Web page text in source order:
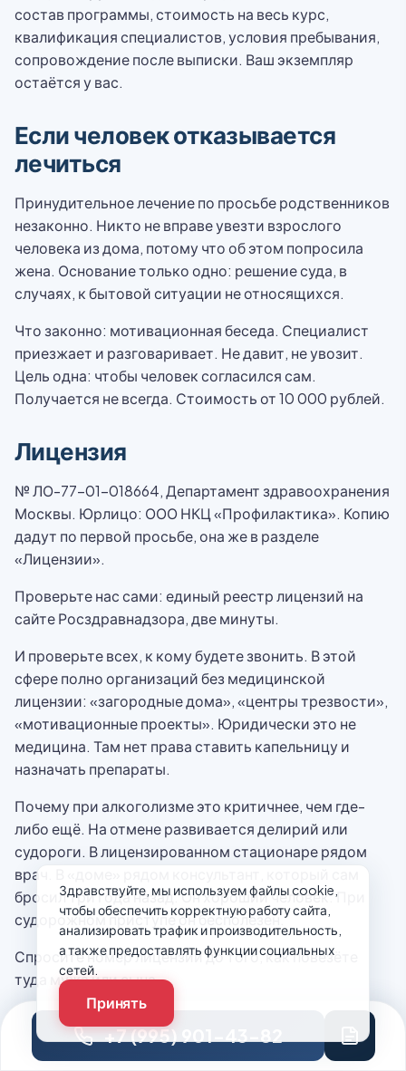
состав программы, стоимость на весь курс,
квалификация специалистов, условия пребывания,
сопровождение после выписки. Ваш экземпляр
остаётся у вас.
Если человек отказывается
лечиться
Принудительное лечение по просьбе родственников
незаконно. Никто не вправе увезти взрослого
человека из дома, потому что об этом попросила
жена. Основание только одно: решение суда, в
случаях, к бытовой ситуации не относящихся.
Что законно: мотивационная беседа. Специалист
приезжает и разговаривает. Не давит, не увозит.
Цель одна: чтобы человек согласился сам.
Получается не всегда. Стоимость от 10 000 рублей.
Лицензия
№ ЛО-77-01-018664, Департамент здравоохранения
Москвы. Юрлицо: ООО НКЦ «Профилактика». Копию
дадут по первой просьбе, она же в разделе
«Лицензии».
Проверьте нас сами: единый реестр лицензий на
сайте Росздравнадзора, две минуты.
И проверьте всех, к кому будете звонить. В этой
сфере полно организаций без медицинской
лицензии: «загородные дома», «центры трезвости»,
«мотивационные проекты». Юридически это не
медицина. Там нет права ставить капельницу и
назначать препараты.
Почему при алкоголизме это критичнее, чем где-
либо ещё. На отмене развивается делирий или
судороги. В лицензированном стационаре рядом
врач. В «доме» рядом консультант, который сам
бросил три года назад. Он хороший человек. При
судорожном приступе он бесполезен.
Спросите номер лицензии до того, как повезёте
туда мужа или сына.
+7 (995) 901-43-82
Здравствуйте, мы используем файлы cookie,
чтобы обеспечить корректную работу сайта,
анализировать трафик и производительность,
а также предоставлять функции социальных
сетей.
Принять